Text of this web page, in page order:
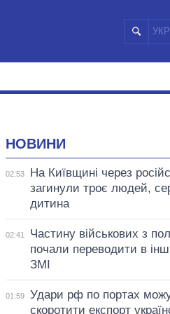
УКР
НОВИНИ
02:53
На Київщині через
загинули троє людей,
дитина
02:41
Частину військових з
почали переводити в
ЗМІ
01:59
Удари рф по портах
скоротити експорт